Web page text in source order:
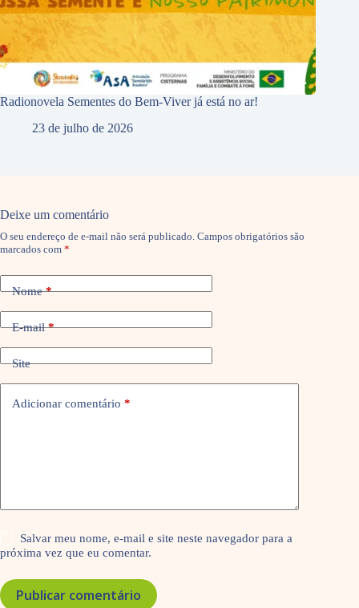
Radionovela Sementes do Bem-Viver já está no ar!
23 de julho de 2026
Deixe um comentário
O seu endereço de e-mail não será publicado. Campos obrigatórios são
marcados com *
Nome*
E-mail*
Site
Adicionar comentário *
Salvar meu nome, e-mail e site neste navegador para a
próxima vez que eu comentar.
Publicar comentário